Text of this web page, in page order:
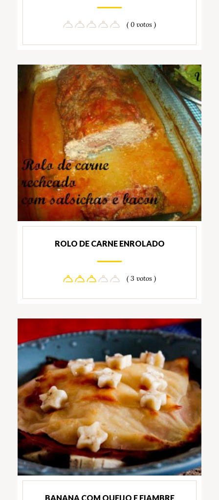
( 0 votos )
ROLO DE CARNE ENROLADO
( 3 votos )
BANANA COM QUEIJO E FIAMBRE